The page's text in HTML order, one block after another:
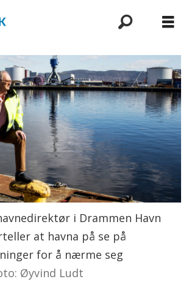
i Drammen Havn
at havna på se på
for å nærme seg
Øyvind Ludt